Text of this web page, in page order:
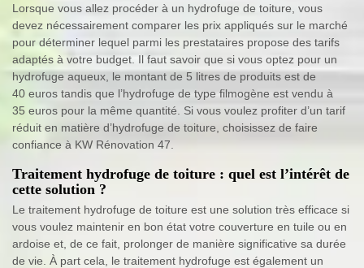
Lorsque vous allez procéder à un hydrofuge de toiture, vous
devez nécessairement comparer les prix appliqués sur le marché
pour déterminer lequel parmi les prestataires propose des tarifs
adaptés à votre budget. Il faut savoir que si vous optez pour un
hydrofuge aqueux, le montant de 5 litres de produits est de
40 euros tandis que l’hydrofuge de type filmogène est vendu à
35 euros pour la même quantité. Si vous voulez profiter d’un tarif
réduit en matière d’hydrofuge de toiture, choisissez de faire
confiance à KW Rénovation 47.
Traitement hydrofuge de toiture : quel est l’intérêt de
cette solution ?
Le traitement hydrofuge de toiture est une solution très efficace si
vous voulez maintenir en bon état votre couverture en tuile ou en
ardoise et, de ce fait, prolonger de manière significative sa durée
de vie. À part cela, le traitement hydrofuge est également un